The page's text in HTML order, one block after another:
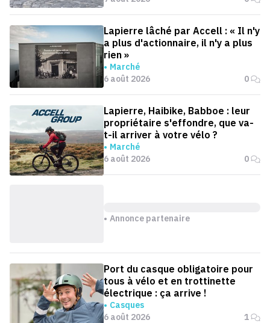
Lapierre lâché par Accell : « Il n'y
a plus d'actionnaire, il n'y a plus
rien »
Marché
6 août 2026
0
Lapierre, Haibike, Babboe : leur
propriétaire s'effondre, que va-
t-il arriver à votre vélo ?
Marché
6 août 2026
0
Annonce partenaire
Port du casque obligatoire pour
tous à vélo et en trottinette
électrique : ça arrive !
Casques
6 août 2026
1